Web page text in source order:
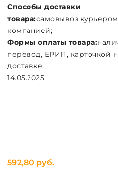
Cпособы доставки
товара:
компанией;
Формы оплаты товара:
перевод, ЕРИП, карточкой
доставке;
14.05.2025
592,80 руб.